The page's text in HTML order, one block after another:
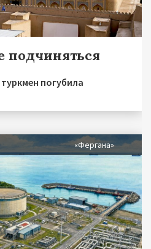
подчиняться
погубила
«Фергана»